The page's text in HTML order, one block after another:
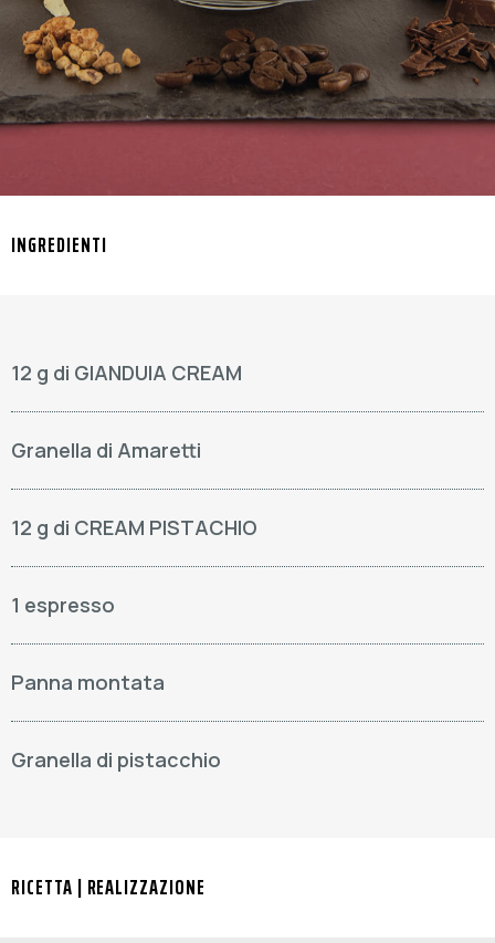
INGREDIENTI
12 g di GIANDUIA CREAM
Granella di Amaretti
12 g di CREAM PISTACHIO
1 espresso
Panna montata
Granella di pistacchio
RICETTA | REALIZZAZIONE